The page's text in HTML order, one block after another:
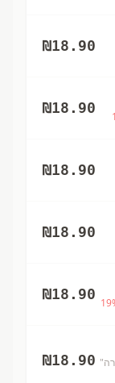
₪18.90
₪18.90
₪18.90
₪18.90
19
₪18.90
₪18.90